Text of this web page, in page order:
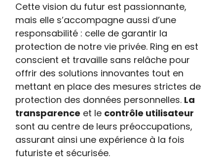
Cette vision du futur est passionnante,
mais elle s’accompagne aussi d’une
responsabilité : celle de garantir la
protection de notre vie privée. Ring en est
conscient et travaille sans relâche pour
offrir des solutions innovantes tout en
mettant en place des mesures strictes de
protection des données personnelles. La
transparence et le contrôle utilisateur
sont au centre de leurs préoccupations,
assurant ainsi une expérience à la fois
futuriste et sécurisée.